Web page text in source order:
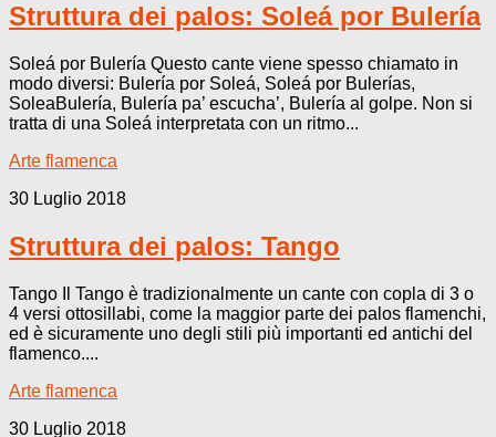
Struttura dei palos: Soleá por Bulería
Soleá por Bulería Questo cante viene spesso chiamato in
modo diversi: Bulería por Soleá, Soleá por Bulerías,
SoleaBulería, Bulería pa’ escucha’, Bulería al golpe. Non si
tratta di una Soleá interpretata con un ritmo...
Arte flamenca
30 Luglio 2018
Struttura dei palos: Tango
Tango Il Tango è tradizionalmente un cante con copla di 3 o
4 versi ottosillabi, come la maggior parte dei palos flamenchi,
ed è sicuramente uno degli stili più importanti ed antichi del
flamenco....
Arte flamenca
30 Luglio 2018